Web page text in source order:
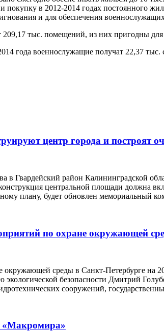
покупку в 2012-2014 годах постоянного
и для обеспечения
тыс. помещений, из них пригодны
года военнослужащие получат 22,37
центр города и построят
в Гвардейский район Калининградской
центральной площади должна
плану, будет обновлен мемориальный
по охране окружающей
среды в Санкт-Петербурге на
безопасности Дмитрий
сооружений,
«Макромира»